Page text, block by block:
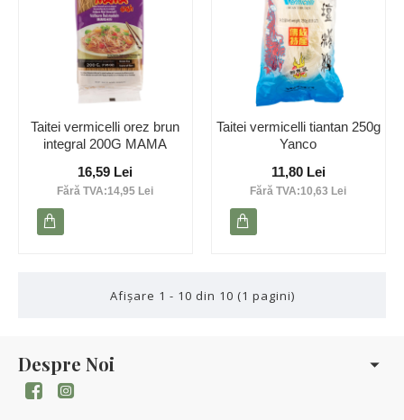
Taitei vermicelli orez brun
integral 200G MAMA
16,59 Lei
Fără TVA:14,95 Lei
Taitei vermicelli tiantan 250g
Yanco
11,80 Lei
Fără TVA:10,63 Lei
Afişare 1 - 10 din 10 (1 pagini)
Despre Noi